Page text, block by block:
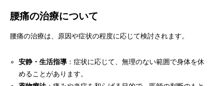
腰痛の治療について
腰痛の治療は、原因や症状の程度に応じて検討されます。
安静・生活指導 ：症状に応じて、無理のない範囲で身体を休
めることがあります。